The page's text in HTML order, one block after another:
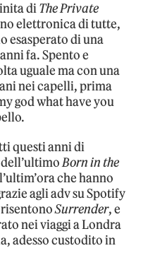
diThe Private
elettronica di tutte,
esasperato di una
fa. Spento e
uguale ma con una
nei capelli, prima
god what have you
questi anni di
Born in the
che hanno
agli adv su Spotify
risentonoSurrender, e
nei viaggi a Londra
adesso custodito in